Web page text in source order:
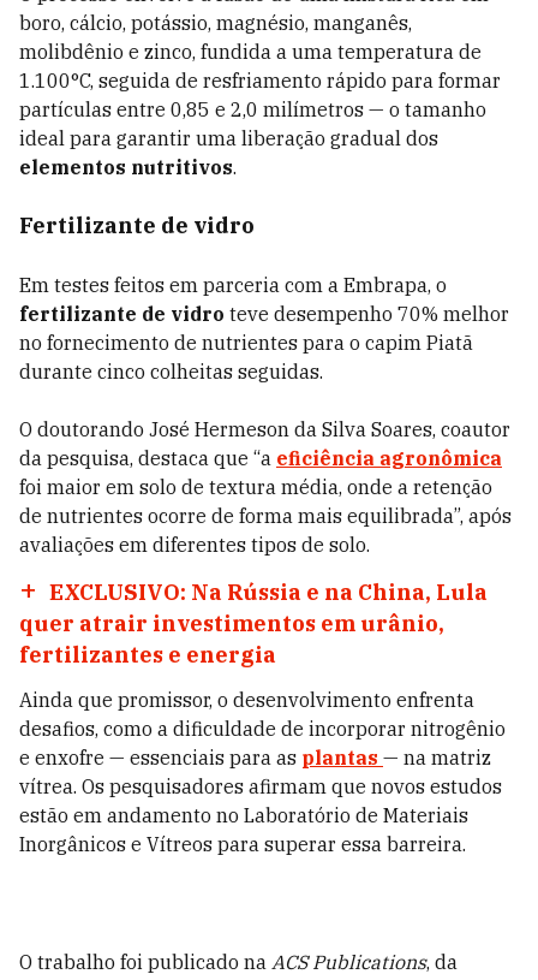
boro, cálcio, potássio, magnésio, manganês,
molibdênio e zinco, fundida a uma temperatura de
1.100°C, seguida de resfriamento rápido para formar
partículas entre 0,85 e 2,0 milímetros — o tamanho
ideal para garantir uma liberação gradual dos
elementos nutritivos.
Fertilizante de vidro
Em testes feitos em parceria com a Embrapa, o
fertilizante de vidro teve desempenho 70% melhor
no fornecimento de nutrientes para o capim Piatã
durante cinco colheitas seguidas.
O doutorando José Hermeson da Silva Soares, coautor
da pesquisa, destaca que “a eficiência agronômica
foi maior em solo de textura média, onde a retenção
de nutrientes ocorre de forma mais equilibrada”, após
avaliações em diferentes tipos de solo.
EXCLUSIVO: Na Rússia e na China, Lula
quer atrair investimentos em urânio,
fertilizantes e energia
Ainda que promissor, o desenvolvimento enfrenta
desafios, como a dificuldade de incorporar nitrogênio
e enxofre — essenciais para as plantas — na matriz
vítrea. Os pesquisadores afirmam que novos estudos
estão em andamento no Laboratório de Materiais
Inorgânicos e Vítreos para superar essa barreira.
O trabalho foi publicado na ACS Publications, da